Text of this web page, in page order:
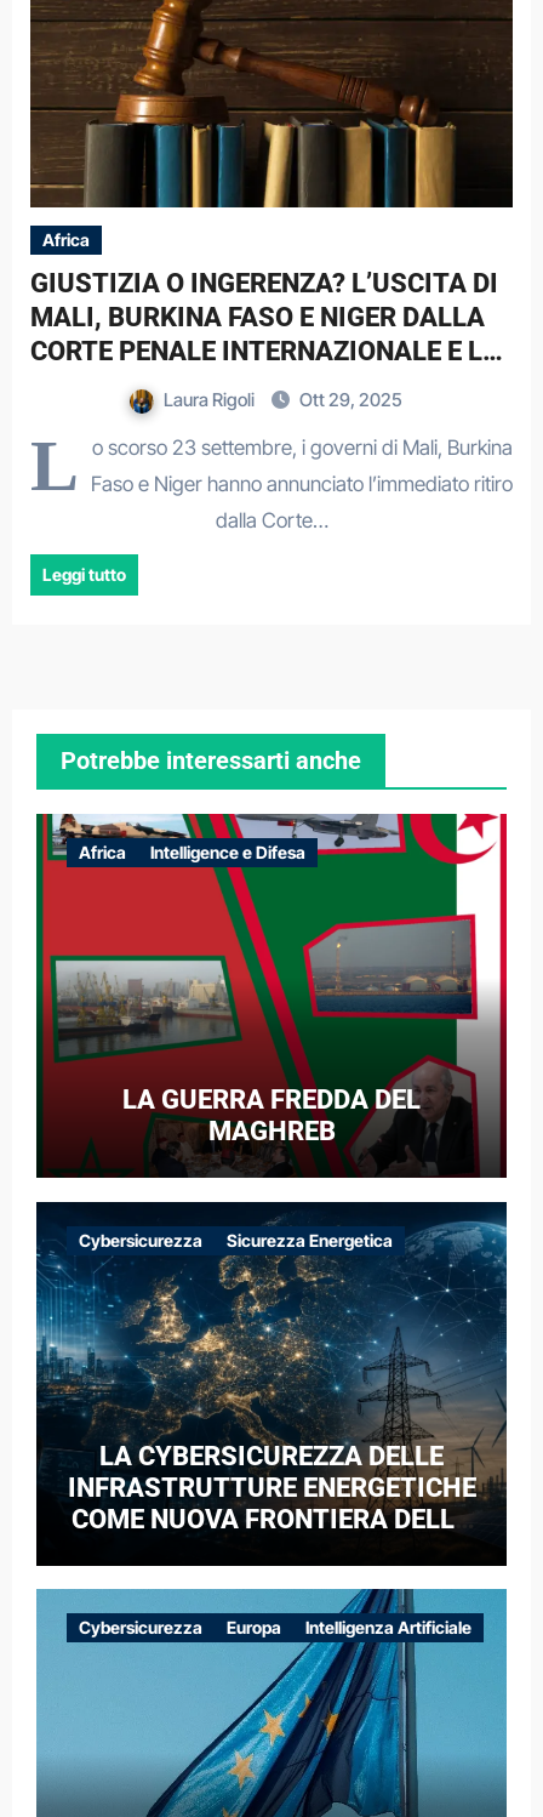
Africa
GIUSTIZIA O INGERENZA? L’USCITA DI
MALI, BURKINA FASO E NIGER DALLA
CORTE PENALE INTERNAZIONALE E LA
SFIDA AL SISTEMA MULTILATERALE
Laura Rigoli Ott 29, 2025
L
o scorso 23 settembre, i governi di Mali, Burkina
Faso e Niger hanno annunciato l’immediato ritiro
dalla Corte…
Leggi tutto
Potrebbe interessarti anche
Africa Intelligence e Difesa
LA GUERRA FREDDA DEL
MAGHREB
Cybersicurezza Sicurezza Energetica
LA CYBERSICUREZZA DELLE
INFRASTRUTTURE ENERGETICHE
COME NUOVA FRONTIERA DELLA
CASO DELLE RETI ELETTRICHE
EUROPEE NEL CONTESTO DELLA
GUERRA IBRIDA
Cybersicurezza Europa Intelligenza Artificiale